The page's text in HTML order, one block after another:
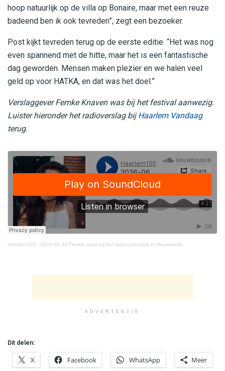
hoop natuurlijk op de villa op Bonaire, maar met een reuze
badeend ben ik ook tevreden”, zegt een bezoeker.
Post kijkt tevreden terug op de eerste editie. “Het was nog
even spannend met de hitte, maar het is een fantastische
dag geworden. Mensen maken plezier en we halen veel
geld op voor HATKA, en dat was het doel.”
Verslaggever Femke Knaven was bij het festival aanwezig.
Luister hieronder het radioverslag bijHaarlem Vandaag
terug.
Haarlem105 · 2026-06-24 Femke staat bij het Harbourfestival in Heemstede
ADVERTENTIE
Dit delen:
X Facebook WhatsApp Meer